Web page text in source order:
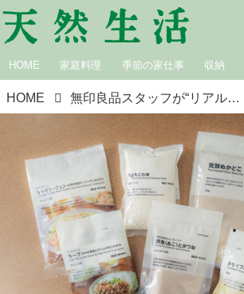
HOME 家庭料理 季節の家仕事 収納
HOME 無印良品スタッフが“リアルに常備”するリピート食品6選。人気商品「発酵ぬかどこ」の意外な使い方も公開！｜天然生活のいいものレポート